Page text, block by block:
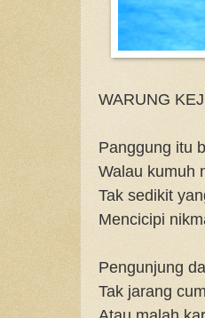
WARUNG
Panggung itu
Walau kumuh
Tak sedikit
Mencicipi
Pengunjung
Tak jarang